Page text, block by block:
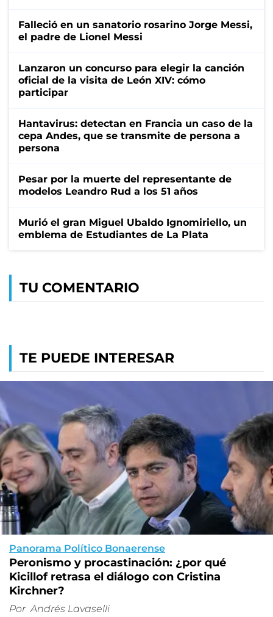
Falleció en un sanatorio rosarino Jorge Messi,
el padre de Lionel Messi
Lanzaron un concurso para elegir la canción
oficial de la visita de León XIV: cómo
participar
Hantavirus: detectan en Francia un caso de la
cepa Andes, que se transmite de persona a
persona
Pesar por la muerte del representante de
modelos Leandro Rud a los 51 años
Murió el gran Miguel Ubaldo Ignomiriello, un
emblema de Estudiantes de La Plata
TU COMENTARIO
TE PUEDE INTERESAR
Panorama Político Bonaerense
Peronismo y procastinación: ¿por qué
Kicillof retrasa el diálogo con Cristina
Kirchner?
Por Andrés Lavaselli